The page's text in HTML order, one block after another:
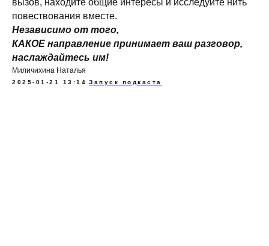
вызов, находите общие интересы и исследуйте нить
повествования вместе.
Независимо от того,
КАКОЕ направление принимает ваш разговор,
наслаждайтесь им!
Миличихина Наталья
2025-01-21 13:14 Запуск подкаста